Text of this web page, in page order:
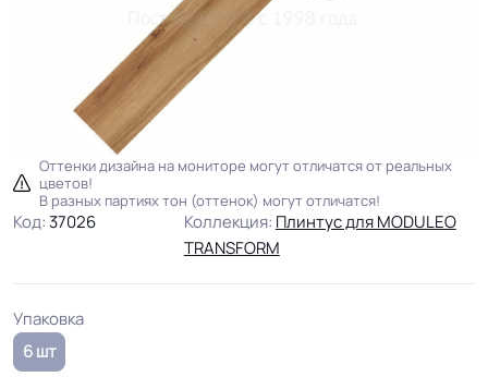
Оттенки дизайна на мониторе могут отличатся от реальных
цветов!
В разных партиях тон (оттенок) могут отличатся!
Код: 37026 Коллекция: Плинтус для MODULEO
TRANSFORM
Упаковка
6 шт